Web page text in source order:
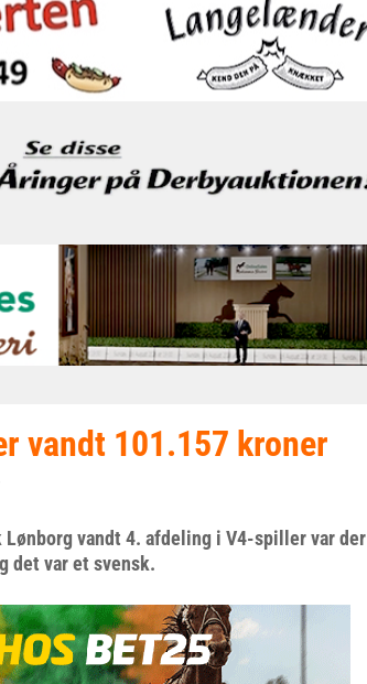
vandt 101.157 kroner
Lønborg vandt 4. afdeling i V4-spiller var der
det var et svensk.